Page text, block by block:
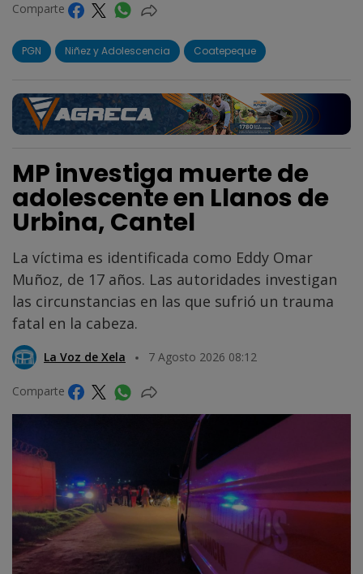
Comparte
PGN Niñez y Adolescencia Coatepeque
MP investiga muerte de
adolescente en Llanos de
Urbina, Cantel
La víctima es identificada como Eddy Omar
Muñoz, de 17 años. Las autoridades investigan
las circunstancias en las que sufrió un trauma
fatal en la cabeza.
La Voz de Xela 7 Agosto 2026 08:12
Comparte